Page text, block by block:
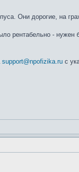
Они дорогие, на
рентабельно -
support@npofizika.ru с